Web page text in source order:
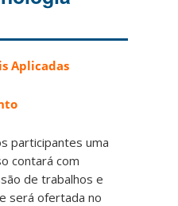
Aplicadas
participantes uma
contará com
de trabalhos e
será ofertada no